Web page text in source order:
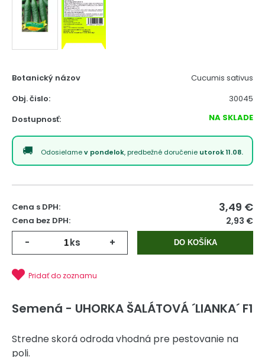
Botanický názov
Cucumis sativus
Obj. čislo:
30045
Dostupnosť:
NA SKLADE
Odosielamev pondelok, predbežné doručenie utorok 11.08.
Cena s DPH: 3,49 €
Cena bez DPH: 2,93 €
- ks + DO KOŠÍKA
Pridať do zoznamu
Semená - UHORKA ŠALÁTOVÁ ´LIANKA´ F1
Stredne skorá odroda vhodná pre pestovanie na
poli.